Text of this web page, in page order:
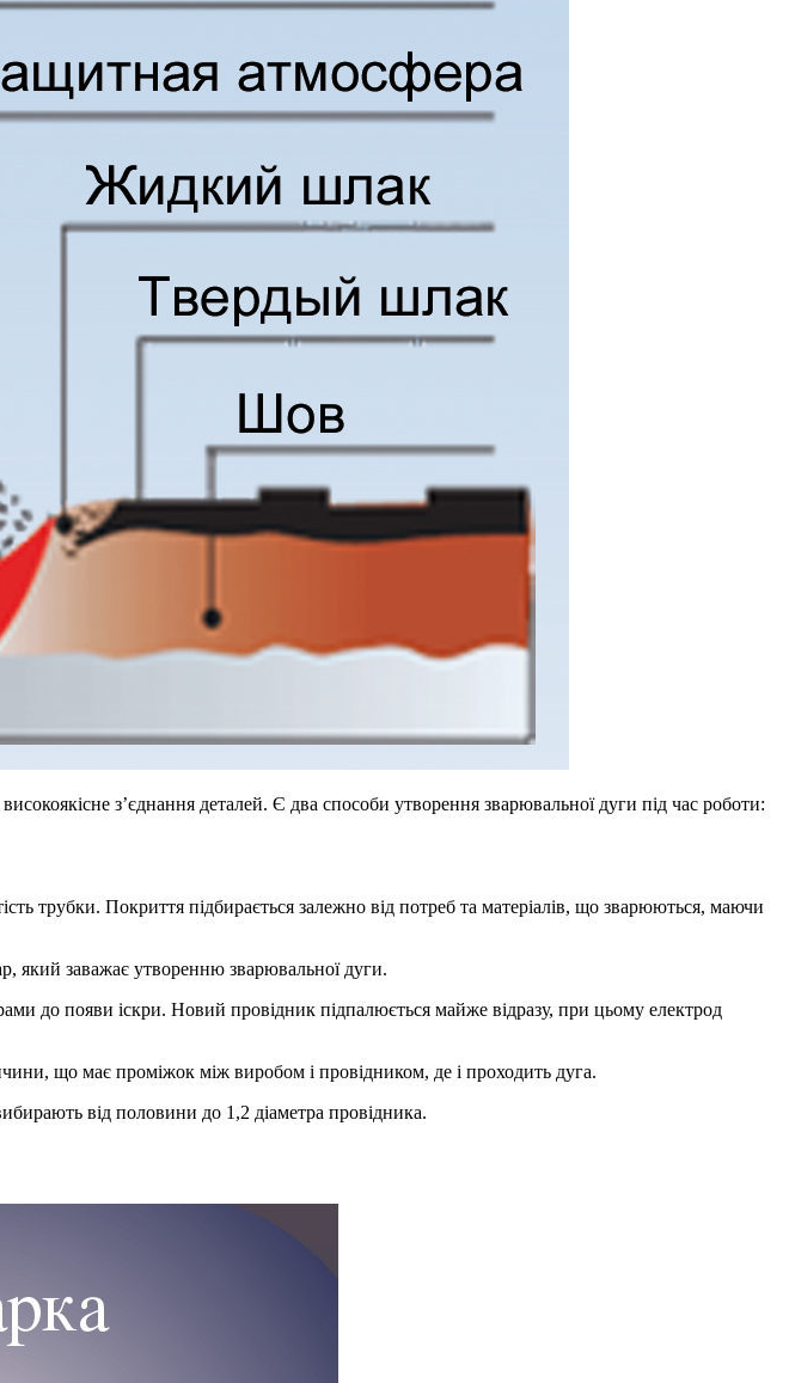
з’єднання деталей. Є два способи утворення зварювальної дуги під час роботи:
трубки. Покриття підбирається залежно від потреб та матеріалів, що зварюються, маючи
який заважає утворенню зварювальної дуги.
до появи іскри. Новий провідник підпалюється майже відразу, при цьому електрод
що має проміжок між виробом і провідником, де і проходить дуга.
від половини до 1,2 діаметра провідника.